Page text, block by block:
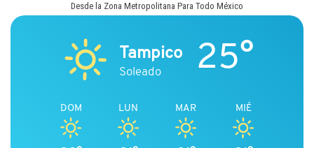
Desde la Zona Metropolitana Para Todo México
Tampico
Soleado 25°
DOM LUN MAR MIÉ